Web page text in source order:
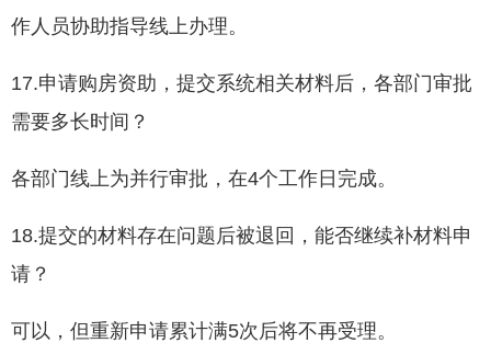
作人员协助指导线上办理。
17.申请购房资助，提交系统相关材料后，各部门审批
需要多长时间？
各部门线上为并行审批，在4个工作日完成。
18.提交的材料存在问题后被退回，能否继续补材料申
请？
可以，但重新申请累计满5次后将不再受理。